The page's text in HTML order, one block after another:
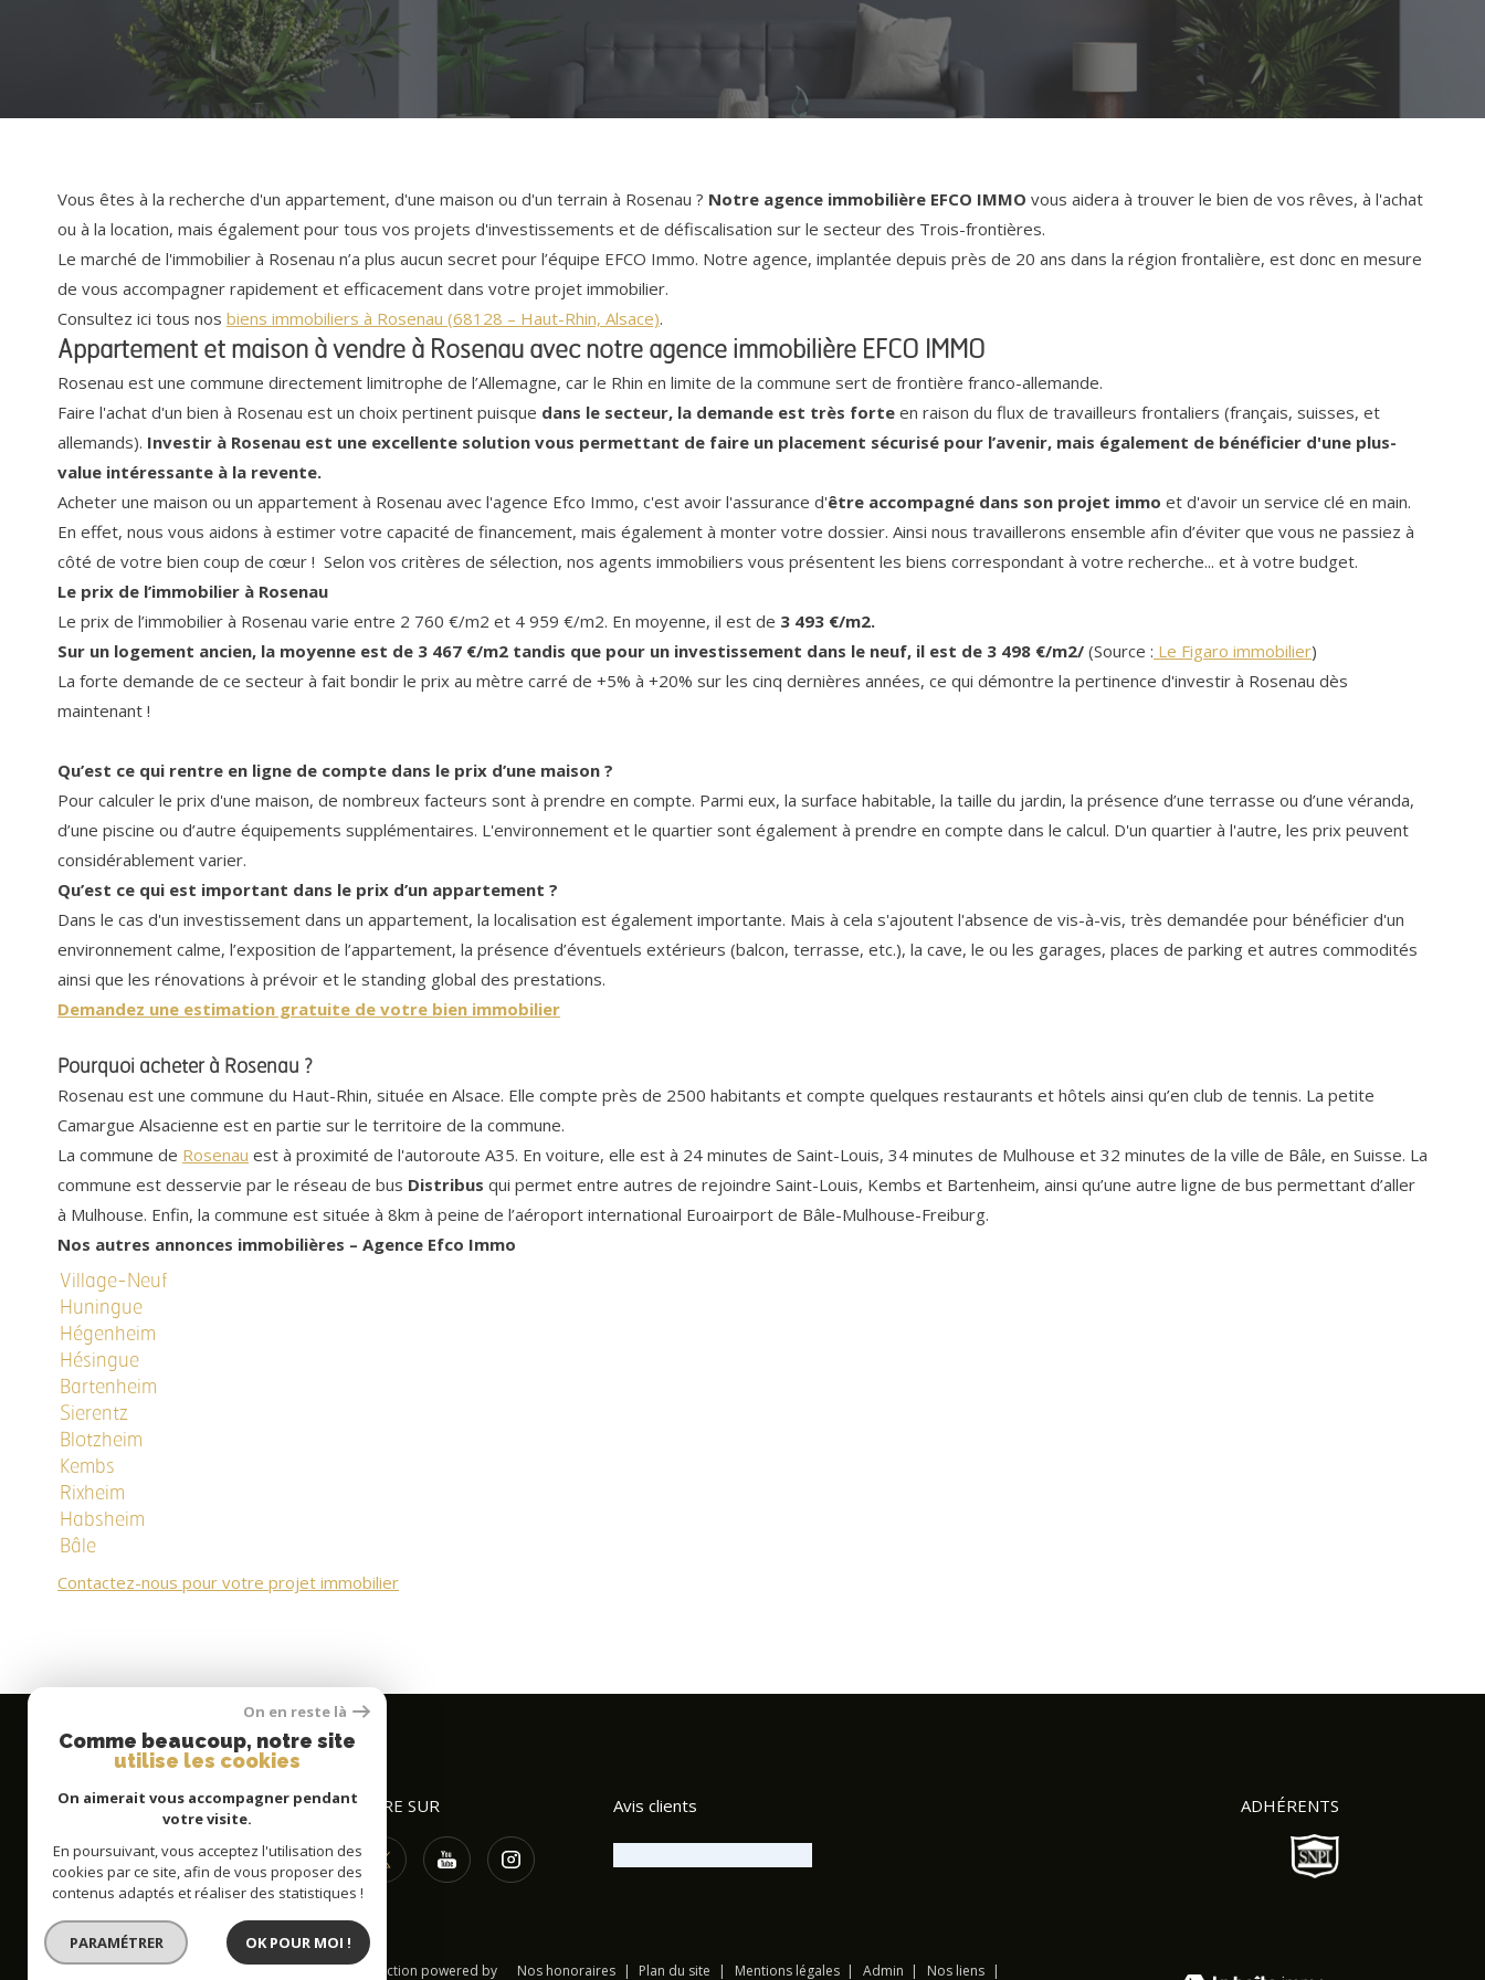
Vous êtes à la recherche d'un appartement, d'une maison ou d'un terrain à Rosenau ? Notre agence immobilière EFCO IMMO vous aidera à trouver le bien de vos rêves, à l'achat
ou à la location, mais également pour tous vos projets d'investissements et de défiscalisation sur le secteur des Trois-frontières.
Le marché de l'immobilier à Rosenau n’a plus aucun secret pour l’équipe EFCO Immo. Notre agence, implantée depuis près de 20 ans dans la région frontalière, est donc en mesure
de vous accompagner rapidement et efficacement dans votre projet immobilier.
Consultez ici tous nos biens immobiliers à Rosenau (68128 – Haut-Rhin, Alsace).
Appartement et maison à vendre à Rosenau avec notre agence immobilière EFCO IMMO
Rosenau est une commune directement limitrophe de l’Allemagne, car le Rhin en limite de la commune sert de frontière franco-allemande.
Faire l'achat d'un bien à Rosenau est un choix pertinent puisque dans le secteur, la demande est très forte en raison du flux de travailleurs frontaliers (français, suisses, et
allemands). Investir à Rosenau est une excellente solution vous permettant de faire un placement sécurisé pour l’avenir, mais également de bénéficier d'une plus-
value intéressante à la revente.
Acheter une maison ou un appartement à Rosenau avec l'agence Efco Immo, c'est avoir l'assurance d'être accompagné dans son projet immo et d'avoir un service clé en main.
En effet, nous vous aidons à estimer votre capacité de financement, mais également à monter votre dossier. Ainsi nous travaillerons ensemble afin d’éviter que vous ne passiez à
côté de votre bien coup de cœur ! Selon vos critères de sélection, nos agents immobiliers vous présentent les biens correspondant à votre recherche... et à votre budget.
Le prix de l’immobilier à Rosenau
Le prix de l’immobilier à Rosenau varie entre 2 760 €/m2 et 4 959 €/m2. En moyenne, il est de 3 493 €/m2.
Sur un logement ancien, la moyenne est de 3 467 €/m2 tandis que pour un investissement dans le neuf, il est de 3 498 €/m2/ (Source : Le Figaro immobilier)
La forte demande de ce secteur à fait bondir le prix au mètre carré de +5% à +20% sur les cinq dernières années, ce qui démontre la pertinence d'investir à Rosenau dès
maintenant !
Qu’est ce qui rentre en ligne de compte dans le prix d’une maison ?
Pour calculer le prix d'une maison, de nombreux facteurs sont à prendre en compte. Parmi eux, la surface habitable, la taille du jardin, la présence d’une terrasse ou d’une véranda,
d’une piscine ou d’autre équipements supplémentaires. L'environnement et le quartier sont également à prendre en compte dans le calcul. D'un quartier à l'autre, les prix peuvent
considérablement varier.
Qu’est ce qui est important dans le prix d’un appartement ?
Dans le cas d'un investissement dans un appartement, la localisation est également importante. Mais à cela s'ajoutent l'absence de vis-à-vis, très demandée pour bénéficier d'un
environnement calme, l’exposition de l’appartement, la présence d’éventuels extérieurs (balcon, terrasse, etc.), la cave, le ou les garages, places de parking et autres commodités
ainsi que les rénovations à prévoir et le standing global des prestations.
Demandez une estimation gratuite de votre bien immobilier
Pourquoi acheter à Rosenau ?
Rosenau est une commune du Haut-Rhin, située en Alsace. Elle compte près de 2500 habitants et compte quelques restaurants et hôtels ainsi qu’en club de tennis. La petite
Camargue Alsacienne est en partie sur le territoire de la commune.
La commune de Rosenau est à proximité de l'autoroute A35. En voiture, elle est à 24 minutes de Saint-Louis, 34 minutes de Mulhouse et 32 minutes de la ville de Bâle, en Suisse. La
commune est desservie par le réseau de bus Distribus qui permet entre autres de rejoindre Saint-Louis, Kembs et Bartenheim, ainsi qu’une autre ligne de bus permettant d’aller
à Mulhouse. Enfin, la commune est située à 8km à peine de l’aéroport international Euroairport de Bâle-Mulhouse-Freiburg.
Nos autres annonces immobilières – Agence Efco Immo
Village-Neuf
Huningue
Hégenheim
Hésingue
Bartenheim
Sierentz
Blotzheim
Kembs
Rixheim
Habsheim
Bâle
Contactez-nous pour votre projet immobilier
EFCO IMMO
03 89 89 90 58
info@efco.fr
2 rue concorde
68300
Saint-Louis
NOUS SUIVRE SUR Avis clients ADHÉRENTS
© 2026 | Tous droits réservés | Traduction powered by Nos honoraires Plan du site Mentions légales Admin Nos liens
On en reste là
Comme beaucoup, notre site
utilise les cookies
On aimerait vous accompagner pendant
votre visite.
En poursuivant, vous acceptez l'utilisation des
cookies par ce site, afin de vous proposer des
contenus adaptés et réaliser des statistiques !
PARAMÉTRER OK POUR MOI !